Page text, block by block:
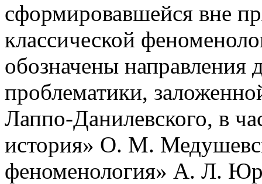
сформировавшейся вне
классической
обозначены направления
проблематики,
Лаппо-Данилевского, в
история» О. М.
феноменология» А. Л.